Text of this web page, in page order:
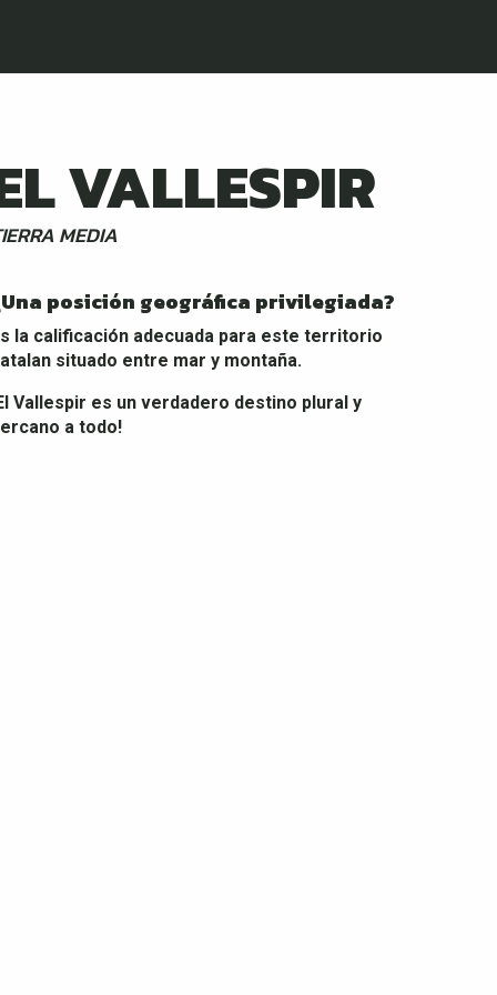
VALLESPIR
MEDIA
posición geográfica privilegiada?
la calificación adecuada para este territorio
situado entre mar y montaña.
Vallespir es un verdadero destino plural y
a todo!